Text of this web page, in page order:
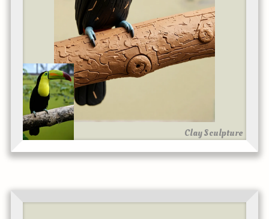
Clay Sculpture